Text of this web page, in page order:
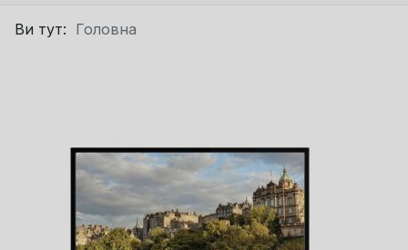
Ви тут: Головна